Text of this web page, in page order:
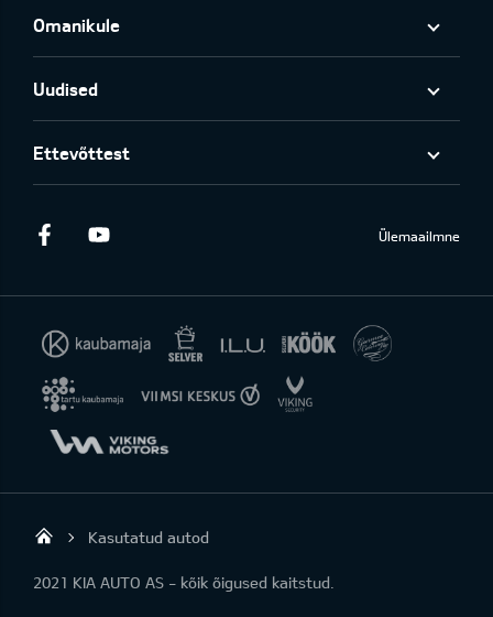
Omanikule
Uudised
Ettevõttest
Facebook Ülemaailmne
KIA AUTO AS
Kasutatud autod
2021 KIA AUTO AS - kõik õigused kaitstud.